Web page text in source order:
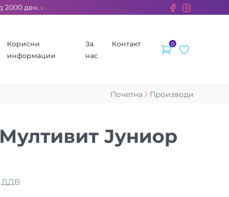
ден. ››› 2% од секоја сметка се донираат за бездомните
Корисни
информации
За
нас
Контакт 0
Почетна Производи
Јуниор
ДДВ